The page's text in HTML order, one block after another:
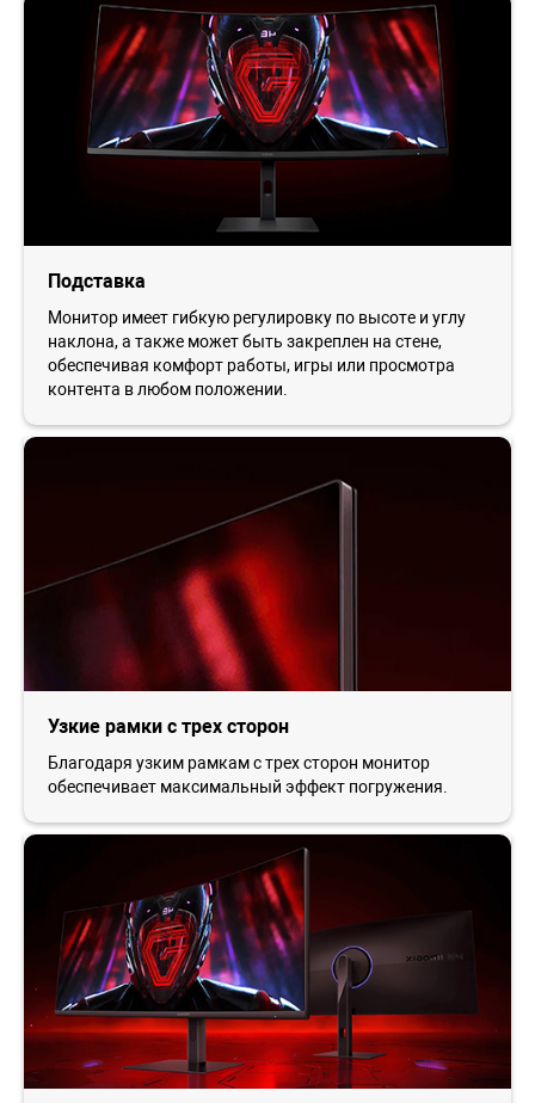
Подставка
Монитор имеет гибкую регулировку по высоте и углу
наклона, а также может быть закреплен на стене,
обеспечивая комфорт работы, игры или просмотра
контента в любом положении.
Узкие рамки с трех сторон
Благодаря узким рамкам с трех сторон монитор
обеспечивает максимальный эффект погружения.